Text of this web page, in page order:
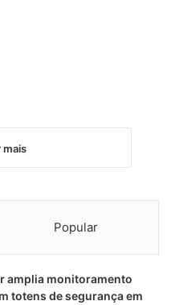
mais
Popular
amplia monitoramento
totens de segurança em